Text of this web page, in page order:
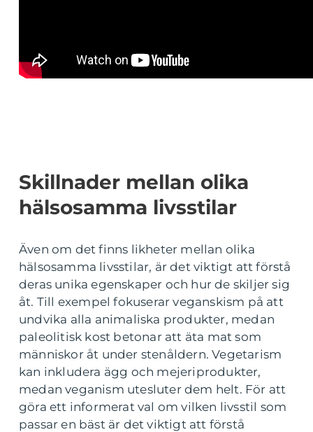
Skillnader mellan olika
hälsosamma livsstilar
Även om det finns likheter mellan olika
hälsosamma livsstilar, är det viktigt att förstå
deras unika egenskaper och hur de skiljer sig
åt. Till exempel fokuserar veganskism på att
undvika alla animaliska produkter, medan
paleolitisk kost betonar att äta mat som
människor åt under stenåldern. Vegetarism
kan inkludera ägg och mejeriprodukter,
medan veganism utesluter dem helt. För att
göra ett informerat val om vilken livsstil som
passar en bäst är det viktigt att förstå